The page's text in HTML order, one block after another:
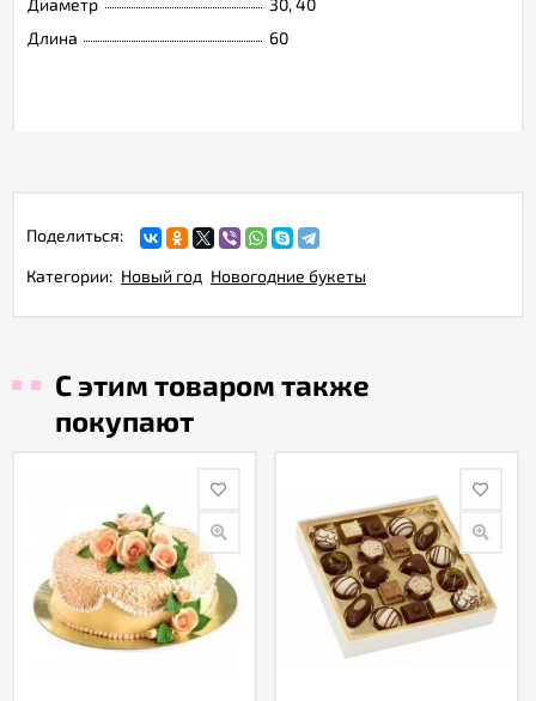
Диаметр
30, 40
Длина
60
Поделиться:
Категории: Новый год Новогодние букеты
С этим товаром также
покупают